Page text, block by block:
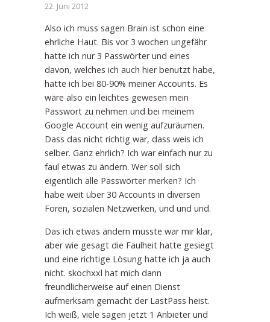
22. Juni 2012
Also ich muss sagen Brain ist schon eine
ehrliche Haut. Bis vor 3 wochen ungefähr
hatte ich nur 3 Passwörter und eines
davon, welches ich auch hier benutzt habe,
hatte ich bei 80-90% meiner Accounts. Es
wäre also ein leichtes gewesen mein
Passwort zu nehmen und bei meinem
Google Account ein wenig aufzuräumen.
Dass das nicht richtig war, dass weis ich
selber. Ganz ehrlich? Ich war einfach nur zu
faul etwas zu ändern. Wer soll sich
eigentlich alle Passwörter merken? Ich
habe weit über 30 Accounts in diversen
Foren, sozialen Netzwerken, und und und.
Das ich etwas ändern musste war mir klar,
aber wie gesagt die Faulheit hatte gesiegt
und eine richtige Lösung hatte ich ja auch
nicht. skochxxl hat mich dann
freundlicherweise auf einen Dienst
aufmerksam gemacht der LastPass heist.
Ich weiß, viele sagen jetzt 1 Anbieter und